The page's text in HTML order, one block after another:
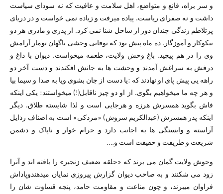
و سر براه، قانع و متواضع، اهل سلامت و عافیت که نه سودای سیاست
داشت و نه صفرای ریاست. پیاده میرفت و زیاده نمی خواست و در دریای
پرتلاطم زندگی چندان دور از ساحل شنا نمی کرد. از پدری و مادری هر دو
نیکوکار و آموزگار. ده ماه پیش بود که توفانی وحشی ناگهان تومار آرامش
وی را در هم پیچید. باغ وحش ولایت، طعمه میخواست. دیوان با داغ و
درفش به سراغش آمدند و وحشت ها به جانش افکندند و دست آخر دو
راهه یی پیش پای او نهادند که :یا دست از جان بشوی ویا به صدا و سیما بیا
و هر چه ما میخواهیم بگوی. از او دو چیز ناقابل(!) میخواستند: یکی اینکه
فاش بگوید همسرش هرزه و هرجایی است و لذا شایسته طلاق. دیگر
اینکه پدر همسرش (عبدالکریم سروش) «مردکی» است به اصناف رذایل
آراسته و وابستگی ها به اجانب دارد و حرام خوار و ناپاک و دشمن
شریعت و طریقت و حقیقت است و….
وحوش ولایت گمان می برند که «حلقه ضعیف زنجیر» را یافته اند و آنرا
زود می شکنند و به صاحب دیوان گزارش پیروزی نمایان میدهندوپاداش
فراوان میبرند، و چون مناعت و مقاومت حامد، پنجه قساوت شان را